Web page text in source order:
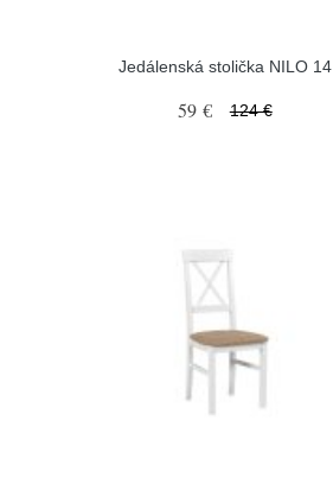
Jedálenská stolička NILO 14
59 € 124 €